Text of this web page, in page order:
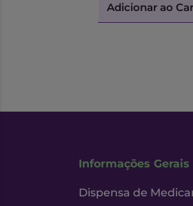
Adicionar ao
Informações Gerais
Dispensa de